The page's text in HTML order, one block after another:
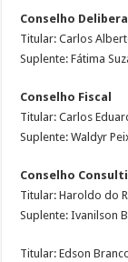
Conselho
Titular: Carlos
Suplente: Fátima
Conselho Fiscal
Titular: Carlos
Suplente: Waldyr
Conselho
Titular: Haroldo do
Suplente: Ivanilson
Titular: Edson